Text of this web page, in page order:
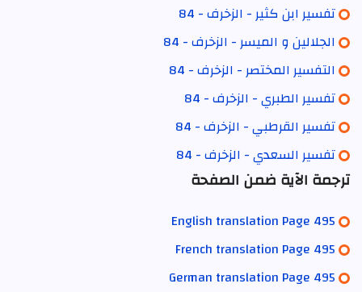
تفسير ابن كثير - الزخرف - 84
الجلالين و الميسر - الزخرف - 84
التفسير المختصر - الزخرف - 84
تفسير الطبري - الزخرف - 84
تفسير القرطبي - الزخرف - 84
تفسير السعدي - الزخرف - 84
ترجمة الآية ضمن الصفحة
English translation Page 495
French translation Page 495
German translation Page 495